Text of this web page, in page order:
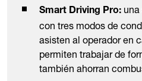
Smart Driving Pro:
con tres modos de
asisten al operador en
permiten trabajar de
también ahorran